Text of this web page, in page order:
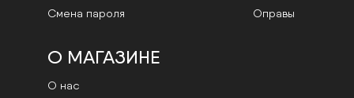
Смена пароля
Оправы
О МАГАЗИНЕ
О нас